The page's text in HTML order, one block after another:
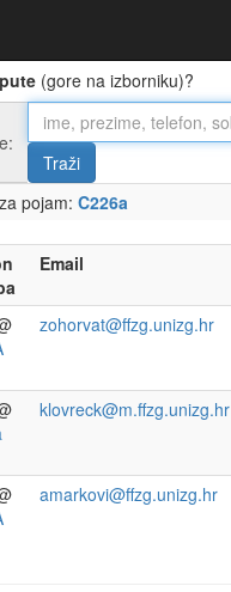
(gore na izborniku)?
pojam: C226a
Email
zohorvat@ffzg.unizg.hr
klovreck@m.ffzg.unizg.hr
amarkovi@ffzg.unizg.hr